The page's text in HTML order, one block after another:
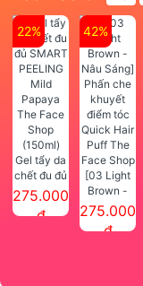
22%
Gel tẩy da
chết đu đủ
SMART
PEELING
275.000
đ
42%
[03 Light
Brown -
Nâu Sáng]
Phấn che
275.000
đ